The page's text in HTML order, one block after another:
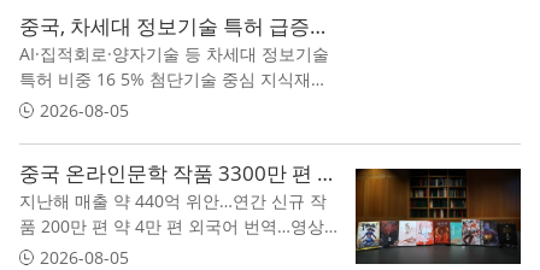
중국, 차세대 정보기술 특허 급증…AI·반도체 중심 혁신 경쟁 본격화
AI·집적회로·양자기술 등 차세대 정보기술
특허 비중 16 5% 첨단기술 중심 지식재산
경쟁 심화…기술 자립 기반 강화
2026-08-05
중국 온라인문학 작품 3300만 편 돌파…해외 독자 2억5000만 명
지난해 매출 약 440억 위안…연간 신규 작
품 200만 편 약 4만 편 외국어 번역…영상·
게임·애니메이션으로 IP 확장 단순 번역 수
2026-08-05